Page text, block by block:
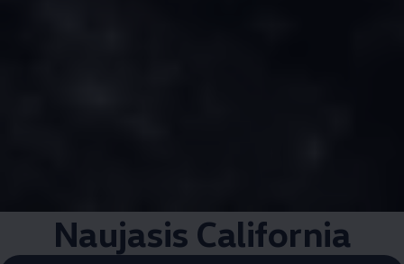
Naujasis California